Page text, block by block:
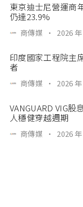
東京迪士尼營運商
仍達23.9%
商傳媒 · 2026
印度國家工程院主
者
商傳媒 · 2026
VANGUARD VIG
人穩健穿越週期
商傳媒 · 2026